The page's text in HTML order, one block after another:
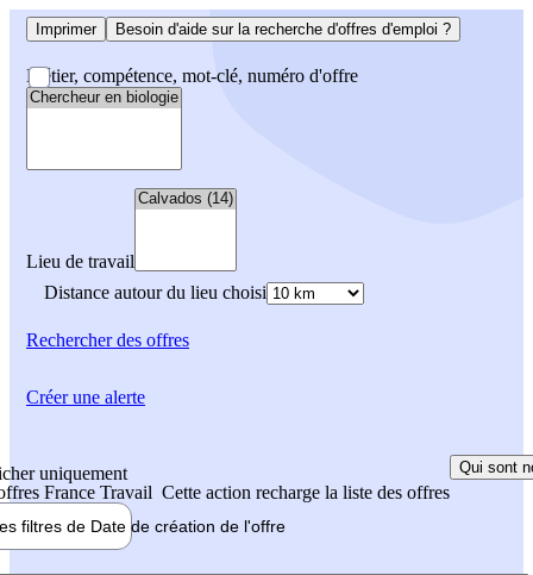
Imprimer Besoin d'aide sur la recherche d'offres d'emploi ?
Métier, compétence, mot-clé, numéro d'offre
Lieu de travail
Distance autour du lieu choisi
Rechercherdes offres
uniquement
France Travail Cette action recharge la liste des offres
Qui sont
filtres de Date de création de l'offre
Créer une alerte